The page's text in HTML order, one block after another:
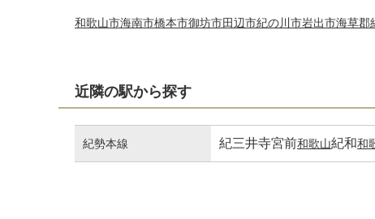
和歌山市海南市橋本市御坊市田辺市紀の川市岩出市海草郡
近隣の駅から探す
紀勢本線 紀三井寺宮前和歌山紀和和